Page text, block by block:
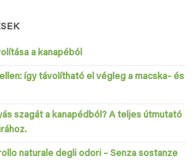
a kanapéból
így távolítható el végleg a macska- és
szagát a kanapédból? A teljes útmutató
naturale degli odori – Senza sostanze